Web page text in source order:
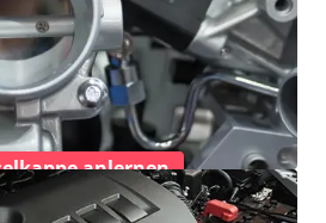
anlernen